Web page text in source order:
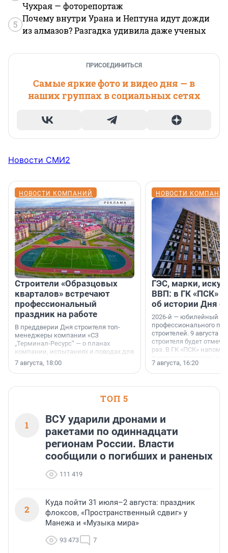
Чухрая — фоторепортаж
5
Почему внутри Урана и Нептуна идут дожди
из алмазов? Разгадка удивила даже ученых
ПРИСОЕДИНИТЬСЯ
Самые яркие фото и видео дня — в
наших группах в социальных сетях
Новости СМИ2
НОВОСТИ КОМПАНИЙ
Строители «Образцовых
кварталов» встречают
профессиональный
праздник на работе
В преддверии Дня строителя топ-
менеджеры компании «СЗ
„Терминал-Ресурс“ — о планах
компании, испытаниях и поводах для
осторожного оптимизма.
7 августа, 18:00
НОВОСТИ
ГЭС, марки,
ВВП: в ГК «ПСК»
об истории Дня
2026-й — юбилейный
профессионального
строителей. 9 августа
строителя будет
раз. В ГК «ПСК»
поменялась роль
7 августа, 16:20
ТОП 5
1
ВСУ ударили дронами и
ракетами по одиннадцати
регионам России. Власти
сообщили о погибших и раненых
111 419
2
Куда пойти 31 июля–2 августа: праздник
флоксов, «Пространственный сдвиг» у
Манежа и «Музыка мира»
93 473 7